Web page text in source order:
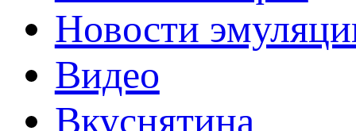
Новости
Видео
Вкуснятина